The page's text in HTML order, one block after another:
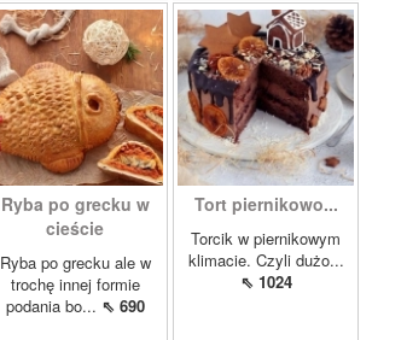
Ryba po grecku w
cieście
Ryba po grecku ale w
trochę innej formie
podania bo... ⇖ 690
Tort piernikowo...
Torcik w piernikowym
klimacie. Czyli dużo...
⇖ 1024